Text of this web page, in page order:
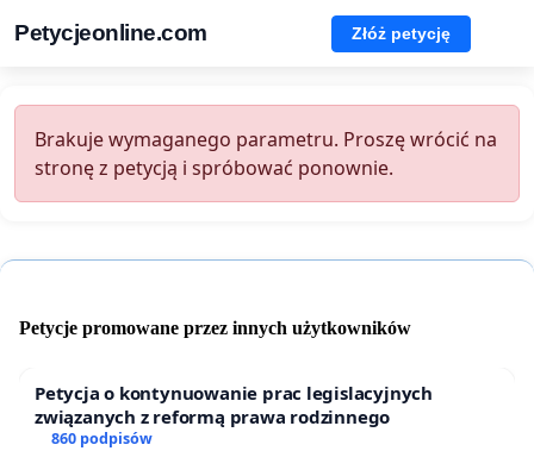
Petycjeonline.com Złóż petycję
Brakuje wymaganego parametru. Proszę wrócić na
stronę z petycją i spróbować ponownie.
Petycje promowane przez innych użytkowników
Petycja o kontynuowanie prac legislacyjnych
związanych z reformą prawa rodzinnego
860 podpisów